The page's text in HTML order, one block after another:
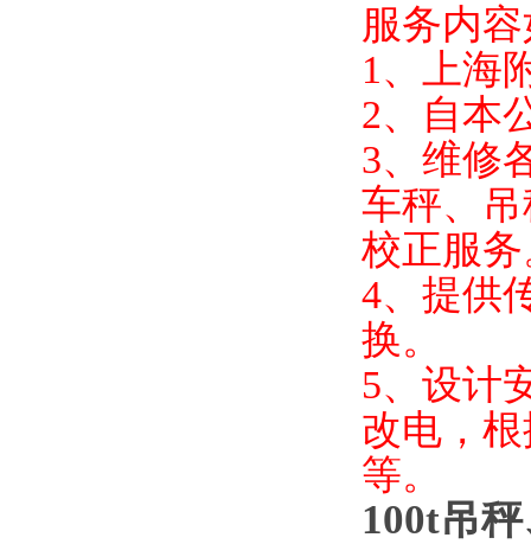
服务内
1、上海
2、自本
3、维修
车秤、
校正服
4、提供
换。
5、设计
改电，
等。
100t吊